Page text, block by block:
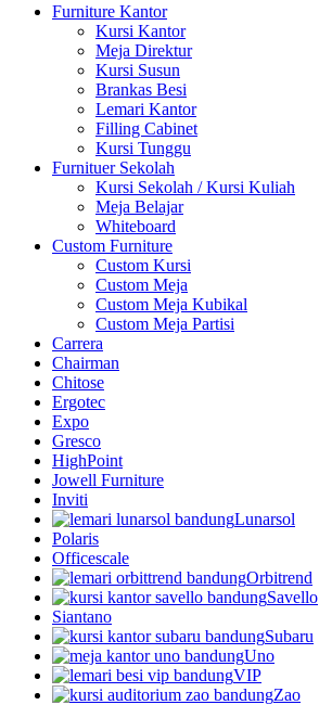
Furniture Kantor
Kursi Kantor
Meja Direktur
Kursi Susun
Brankas Besi
Lemari Kantor
Filling Cabinet
Kursi Tunggu
Furnituer Sekolah
Kursi Sekolah / Kursi Kuliah
Meja Belajar
Whiteboard
Custom Furniture
Custom Kursi
Custom Meja
Custom Meja Kubikal
Custom Meja Partisi
Carrera
Chairman
Chitose
Ergotec
Expo
Gresco
HighPoint
Jowell Furniture
Inviti
Lunarsol
Polaris
Officescale
Orbitrend
Savello
Siantano
Subaru
Uno
VIP
Zao